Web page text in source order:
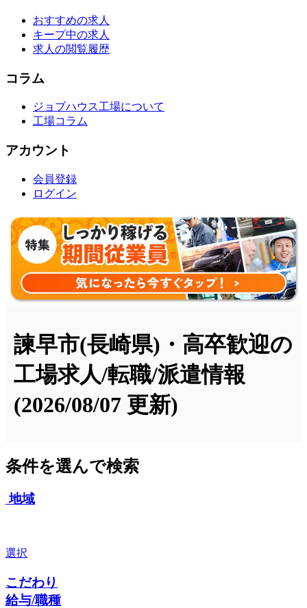
おすすめの求人
キープ中の求人
求人の閲覧履歴
コラム
ジョブハウス工場について
工場コラム
アカウント
会員登録
ログイン
諫早市(長崎県)・高卒歓迎の
工場求人/転職/派遣情報
(2026/08/07 更新)
条件を選んで検索
地域
選択
こだわり
給与/職種